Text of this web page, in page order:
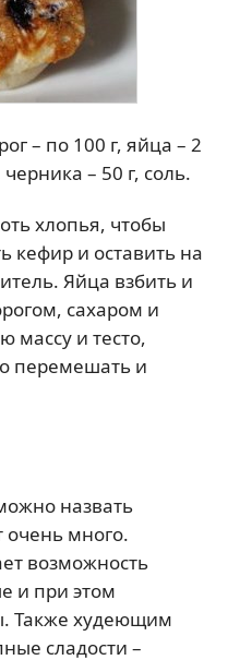
– по 100 г, яйца – 2
– 50 г, соль.
хлопья, чтобы
кефир и оставить на
Яйца взбить и
сахаром и
массу и тесто,
перемешать и
назвать
очень много.
возможность
и при этом
Также худеющим
сладости –